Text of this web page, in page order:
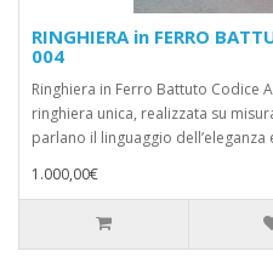
RINGHIERA in FERRO
004
Ringhiera in Ferro Battuto Codice
ringhiera unica, realizzata su
parlano il linguaggio dell’eleganza
1.000,00€